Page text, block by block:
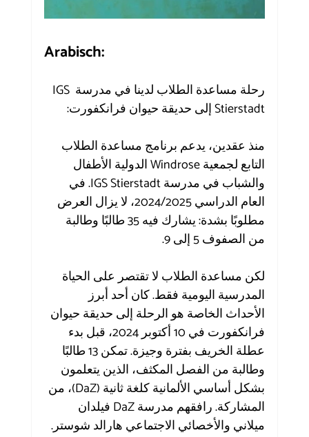
Arabisch:
رحلة مساعدة الطلاب لدينا في مدرسة IGS
Stierstadt إلى حديقة حيوان فرانكفورت:
منذ عقدين، يدعم برنامج مساعدة الطلاب
التابع لجمعية Windrose الدولية الأطفال
والشباب في مدرسة IGS Stierstadt. في
العام الدراسي 2024/2025، لا يزال العرض
مطلوبًا بشدة: يشارك فيه 35 طالبًا وطالبة
من الصفوف 5 إلى 9.
لكن مساعدة الطلاب لا تقتصر على الحياة
المدرسية اليومية فقط. كان أحد أبرز
الأحداث الخاصة هو الرحلة إلى حديقة حيوان
فرانكفورت في 10 أكتوبر 2024، قبل بدء
عطلة الخريف بفترة وجيزة. تمكن 13 طالبًا
وطالبة من الفصل المكثف، الذين يتعلمون
بشكل أساسي الألمانية كلغة ثانية (DaZ)، من
المشاركة. رافقهم مدرسة DaZ فيلدان
ميلاني والأخصائي الاجتماعي هارالد شوستر.